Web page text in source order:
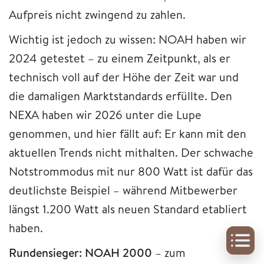
Aufpreis nicht zwingend zu zahlen.
Wichtig ist jedoch zu wissen: NOAH haben wir
2024 getestet – zu einem Zeitpunkt, als er
technisch voll auf der Höhe der Zeit war und
die damaligen Marktstandards erfüllte. Den
NEXA haben wir 2026 unter die Lupe
genommen, und hier fällt auf: Er kann mit den
aktuellen Trends nicht mithalten. Der schwache
Notstrommodus mit nur 800 Watt ist dafür das
deutlichste Beispiel – während Mitbewerber
längst 1.200 Watt als neuen Standard etabliert
haben.
Rundensieger: NOAH 2000 – zum